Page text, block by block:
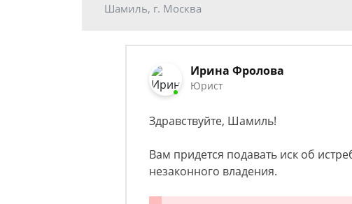
Шамиль, г. Москва
Ирина Фролова
Юрист
Здравствуйте, Шамиль!
Вам придется подавать иск об
незаконного владения.